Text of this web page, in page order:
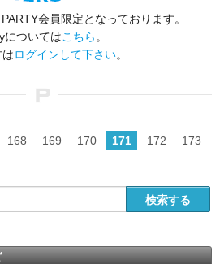
会員限定となっております。
についてはこちら 。
ログインして下さい。
168 169 170 171 172
173